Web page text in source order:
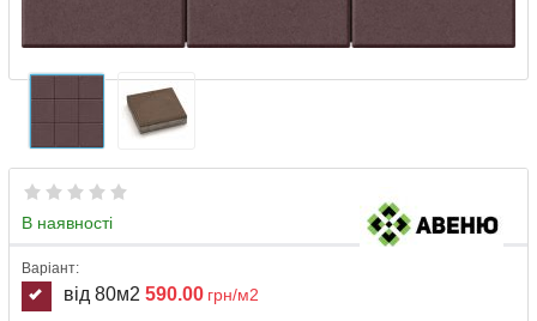
В наявності
Варіант:
від 80м2 590.00 грн/м2